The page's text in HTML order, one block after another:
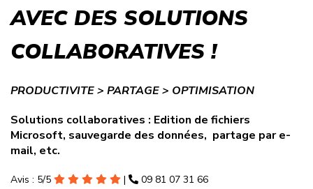
AVEC DES SOLUTIONS
COLLABORATIVES !
PRODUCTIVITE > PARTAGE > OPTIMISATION
Solutions collaboratives : Edition de fichiers
Microsoft, sauvegarde des données, partage par e-
mail, etc.
Avis : 5/5 | 09 81 07 31 66